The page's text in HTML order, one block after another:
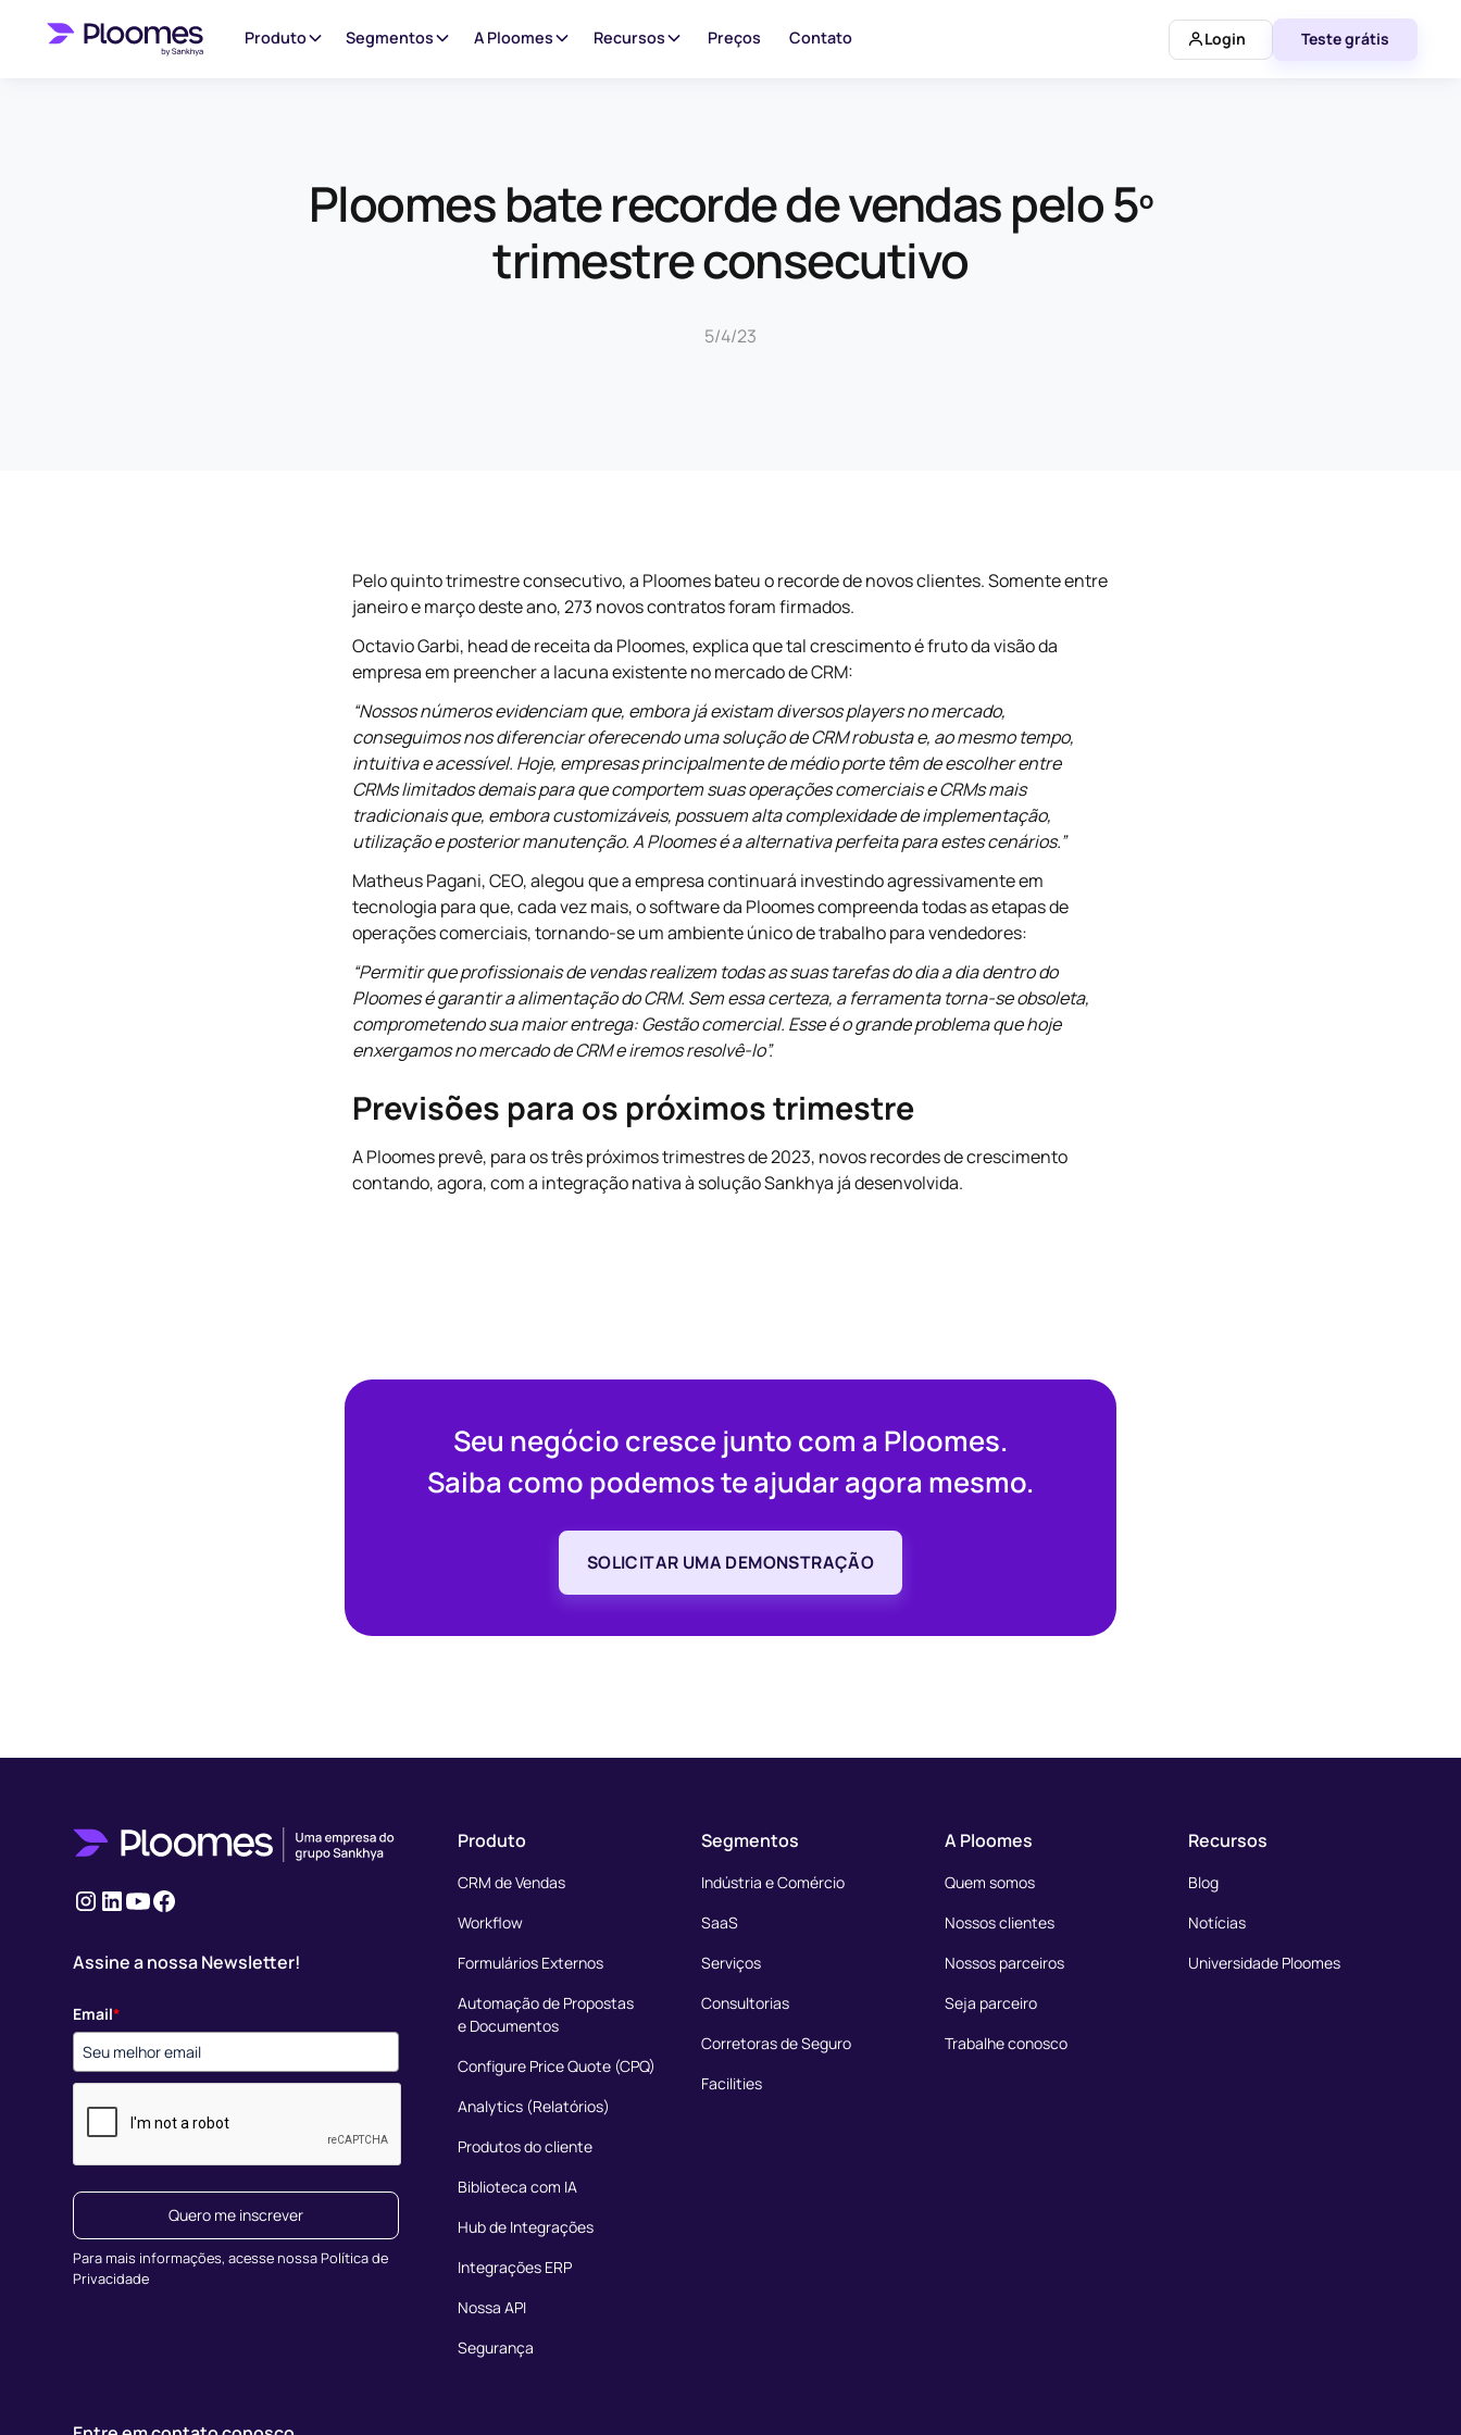
Produto Segmentos A Ploomes Recursos Preços Contato Login Teste grátis
Ploomes bate recorde de vendas pelo 5º
trimestre consecutivo
5/4/23
Pelo quinto trimestre consecutivo, a Ploomes bateu o recorde de novos clientes. Somente entre
janeiro e março deste ano, 273 novos contratos foram firmados.
Octavio Garbi, head de receita da Ploomes, explica que tal crescimento é fruto da visão da
empresa em preencher a lacuna existente no mercado de CRM:
“Nossos números evidenciam que, embora já existam diversos players no mercado,
conseguimos nos diferenciar oferecendo uma solução de CRM robusta e, ao mesmo tempo,
intuitiva e acessível. Hoje, empresas principalmente de médio porte têm de escolher entre
CRMs limitados demais para que comportem suas operações comerciais e CRMs mais
tradicionais que, embora customizáveis, possuem alta complexidade de implementação,
utilização e posterior manutenção. A Ploomes é a alternativa perfeita para estes cenários.”
Matheus Pagani, CEO, alegou que a empresa continuará investindo agressivamente em
tecnologia para que, cada vez mais, o software da Ploomes compreenda todas as etapas de
operações comerciais, tornando-se um ambiente único de trabalho para vendedores:
“Permitir que profissionais de vendas realizem todas as suas tarefas do dia a dia dentro do
Ploomes é garantir a alimentação do CRM. Sem essa certeza, a ferramenta torna-se obsoleta,
comprometendo sua maior entrega: Gestão comercial. Esse é o grande problema que hoje
enxergamos no mercado de CRM e iremos resolvê-lo”.
Previsões para os próximos trimestre
A Ploomes prevê, para os três próximos trimestres de 2023, novos recordes de crescimento
contando, agora, com a integração nativa à solução Sankhya já desenvolvida.
Seu negócio cresce junto com a Ploomes.
Saiba como podemos te ajudar agora mesmo.
SOLICITAR UMA DEMONSTRAÇÃO
Instagram
Linkedin
YoutubeFacebook
Assine a nossa Newsletter!
Email*
Quero me inscrever
Para mais informações, acesse nossa Política de
Privacidade
Produto
CRM de Vendas
Workflow
Formulários Externos
Automação de Propostas
e Documentos
Configure Price Quote (CPQ)
Analytics (Relatórios)
Produtos do cliente
Biblioteca com IA
Hub de Integrações
Integrações ERP
Nossa API
Segurança
Segmentos
Indústria e Comércio
SaaS
Serviços
Consultorias
Corretoras de Seguro
Facilities
A Ploomes
Quem somos
Nossos clientes
Nossos parceiros
Seja parceiro
Trabalhe conosco
Recursos
Blog
Notícias
Universidade Ploomes